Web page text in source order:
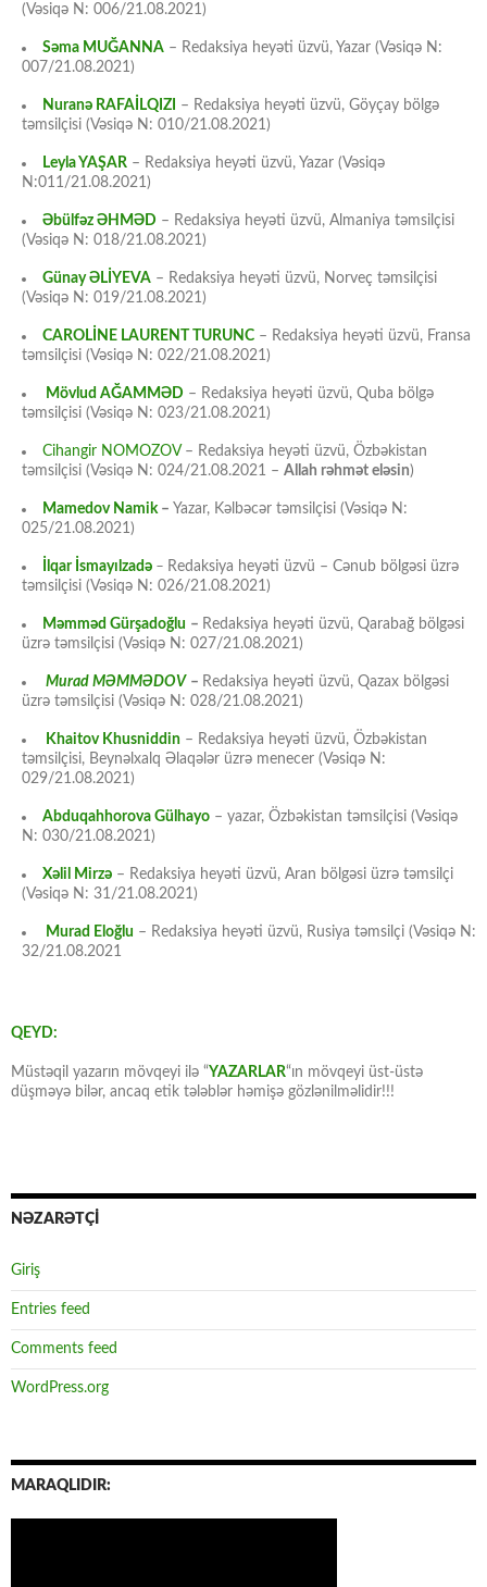
(Vəsiqə N: 006/21.08.2021)
Səma MUĞANNA – Redaksiya heyəti üzvü, Yazar (Vəsiqə N:
007/21.08.2021)
Nuranə RAFAİLQIZI
– Redaksiya heyəti üzvü, Göyçay bölgə
təmsilçisi (Vəsiqə N: 010/21.08.2021)
Leyla YAŞAR – Redaksiya heyəti üzvü, Yazar (Vəsiqə
N:011/21.08.2021)
Əbülfəz ƏHMƏD – Redaksiya heyəti üzvü, Almaniya təmsilçisi
(Vəsiqə N: 018/21.08.2021)
Günay ƏLİYEVA – Redaksiya heyəti üzvü, Norveç təmsilçisi
(Vəsiqə N: 019/21.08.2021)
CAROLİNE LAURENT TURUNC – Redaksiya heyəti üzvü, Fransa
təmsilçisi (Vəsiqə N: 022/21.08.2021)
Mövlud AĞAMMƏD – Redaksiya heyəti üzvü, Quba bölgə
təmsilçisi (Vəsiqə N: 023/21.08.2021)
Cihangir NOMOZOV– Redaksiya heyəti üzvü, Özbəkistan
təmsilçisi (Vəsiqə N: 024/21.08.2021 – Allah rəhmət eləsin)
Mamedov Namik– Yazar, Kəlbəcər təmsilçisi (Vəsiqə N:
025/21.08.2021)
İlqar İsmayılzadə – Redaksiya heyəti üzvü – Cənub bölgəsi üzrə
təmsilçisi (Vəsiqə N: 026/21.08.2021)
Məmməd Gürşadoğlu – Redaksiya heyəti üzvü, Qarabağ bölgəsi
üzrə təmsilçisi (Vəsiqə N: 027/21.08.2021)
Murad MƏMMƏDOV – Redaksiya heyəti üzvü, Qazax bölgəsi
üzrə təmsilçisi (Vəsiqə N: 028/21.08.2021)
Khaitov Khusniddin – Redaksiya heyəti üzvü, Özbəkistan
təmsilçisi, Beynəlxalq Əlaqələr üzrə menecer (Vəsiqə N:
029/21.08.2021)
Abduqahhorova Gülhayo – yazar, Özbəkistan təmsilçisi (Vəsiqə
N: 030/21.08.2021)
Xəlil Mirzə – Redaksiya heyəti üzvü, Aran bölgəsi üzrə təmsilçi
(Vəsiqə N: 31/21.08.2021)
Murad Eloğlu – Redaksiya heyəti üzvü, Rusiya təmsilçi (Vəsiqə N:
32/21.08.2021
QEYD:
Müstəqil yazarın mövqeyi ilə “YAZARLAR“ın mövqeyi üst-üstə
düşməyə bilər, ancaq etik tələblər həmişə gözlənilməlidir!!!
NƏZARƏTÇİ
Giriş
Entries feed
Comments feed
WordPress.org
MARAQLIDIR: